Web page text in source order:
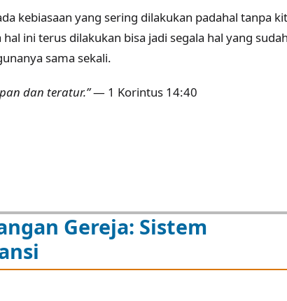
kebiasaan yang sering dilakukan padahal tanpa
ini terus dilakukan bisa jadi segala hal yang sudah
sama sekali.
dan teratur.”— 1 Korintus 14:40
Gereja: Sistem